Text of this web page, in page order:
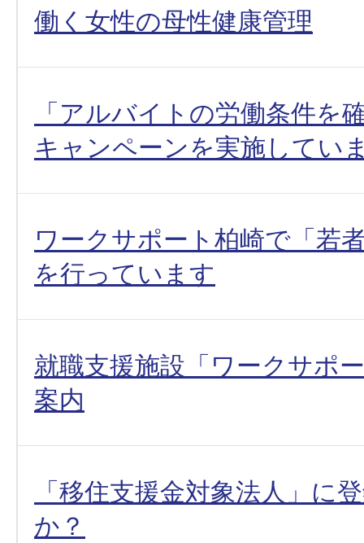
働く女性の母性健康管理
「アルバイトの労働条件を
キャンペーンを実施してい
ワークサポート柏崎で「若
を行っています
就職支援施設「ワークサポ
案内
「移住支援金対象法人」に
か？